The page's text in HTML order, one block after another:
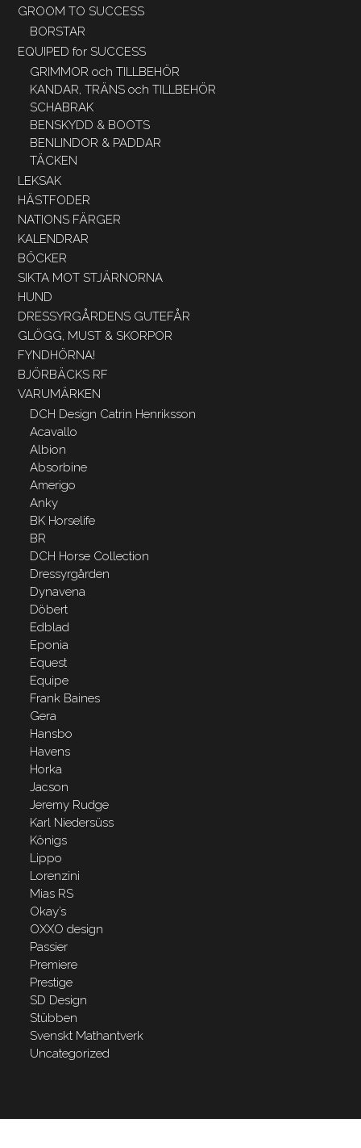
GROOM TO SUCCESS
BORSTAR
EQUIPED for SUCCESS
GRIMMOR och TILLBEHÖR
KANDAR, TRÄNS och TILLBEHÖR
SCHABRAK
BENSKYDD & BOOTS
BENLINDOR & PADDAR
TÄCKEN
LEKSAK
HÄSTFODER
NATIONS FÄRGER
KALENDRAR
BÖCKER
SIKTA MOT STJÄRNORNA
HUND
DRESSYRGÅRDENS GUTEFÅR
GLÖGG, MUST & SKORPOR
FYNDHÖRNA!
BJÖRBÄCKS RF
VARUMÄRKEN
DCH Design Catrin Henriksson
Acavallo
Albion
Absorbine
Amerigo
Anky
BK Horselife
BR
DCH Horse Collection
Dressyrgården
Dynavena
Döbert
Edblad
Eponia
Equest
Equipe
Frank Baines
Gera
Hansbo
Havens
Horka
Jacson
Jeremy Rudge
Karl Niedersüss
Königs
Lippo
Lorenzini
Mias RS
Okay’s
OXXO design
Passier
Premiere
Prestige
SD Design
Stübben
Svenskt Mathantverk
Uncategorized